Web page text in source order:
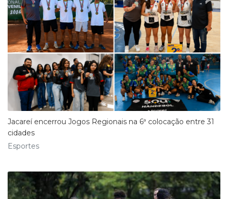
Jacareí encerrou Jogos Regionais na 6ª colocação entre 31
cidades
Esportes